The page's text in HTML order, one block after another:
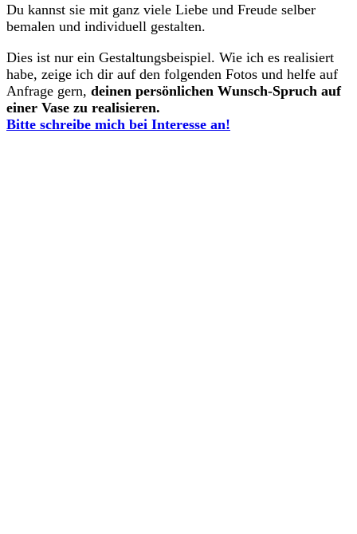
Du kannst sie mit ganz viele Liebe und Freude selber
bemalen und individuell gestalten.
Dies ist nur ein Gestaltungsbeispiel. Wie ich es realisiert
habe, zeige ich dir auf den folgenden Fotos und helfe auf
Anfrage gern, deinen persönlichen Wunsch-Spruch auf
einer Vase zu realisieren.
Bitte schreibe mich bei Interesse an!